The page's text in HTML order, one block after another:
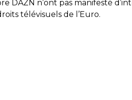
DAZN n’ont pas manifesté
télévisuels de l’Euro.